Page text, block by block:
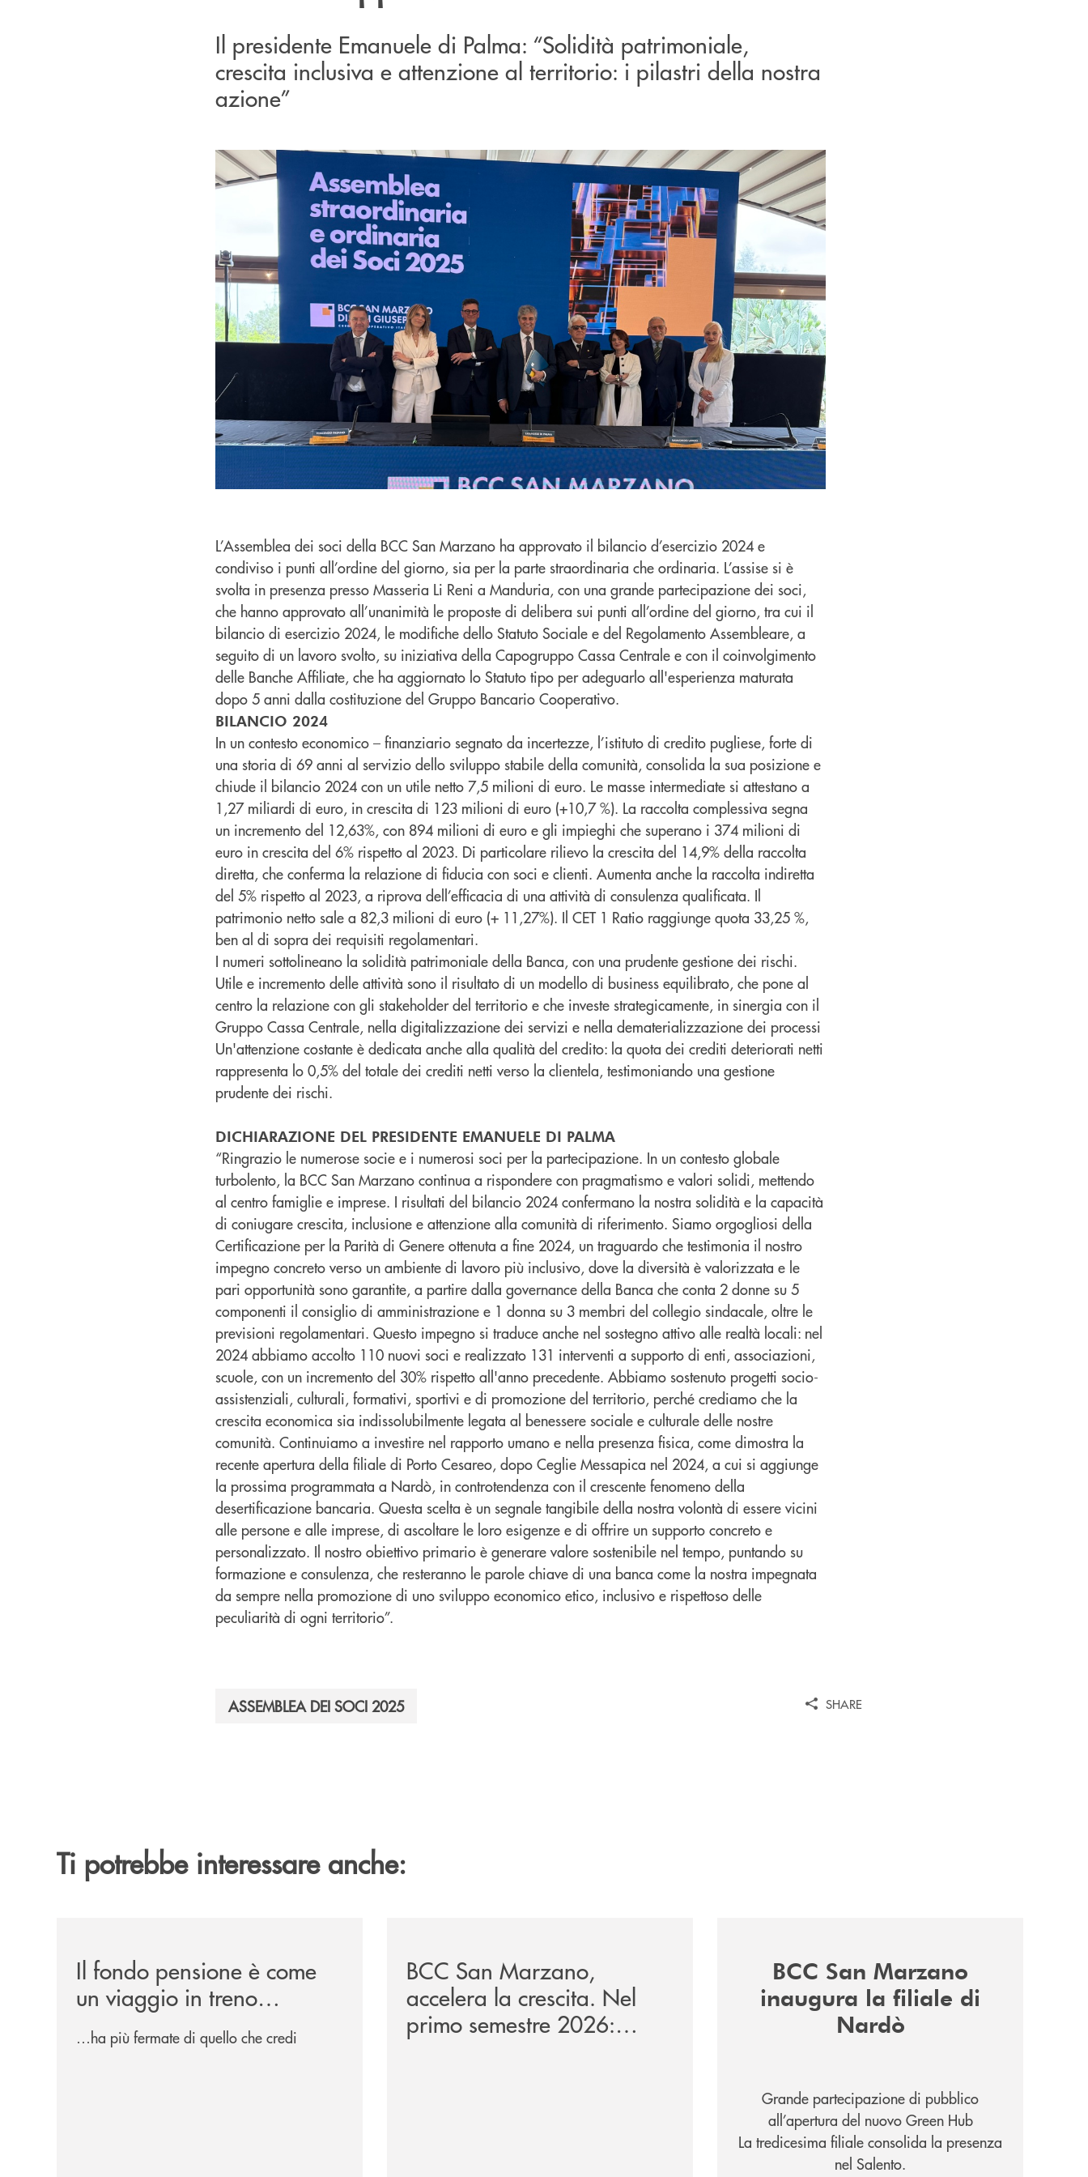
Il presidente Emanuele di Palma: “Solidità patrimoniale,
crescita inclusiva e attenzione al territorio: i pilastri della nostra
azione”
L’Assemblea dei soci della BCC San Marzano ha approvato il bilancio d’esercizio 2024 e
condiviso i punti all’ordine del giorno, sia per la parte straordinaria che ordinaria. L’assise si è
svolta in presenza presso Masseria Li Reni a Manduria, con una grande partecipazione dei soci,
che hanno approvato all’unanimità le proposte di delibera sui punti all’ordine del giorno, tra cui il
bilancio di esercizio 2024, le modifiche dello Statuto Sociale e del Regolamento Assembleare, a
seguito di un lavoro svolto, su iniziativa della Capogruppo Cassa Centrale e con il coinvolgimento
delle Banche Affiliate, che ha aggiornato lo Statuto tipo per adeguarlo all'esperienza maturata
dopo 5 anni dalla costituzione del Gruppo Bancario Cooperativo.
BILANCIO 2024
In un contesto economico – finanziario segnato da incertezze, l’istituto di credito pugliese, forte di
una storia di 69 anni al servizio dello sviluppo stabile della comunità, consolida la sua posizione e
chiude il bilancio 2024 con un utile netto 7,5 milioni di euro. Le masse intermediate si attestano a
1,27 miliardi di euro, in crescita di 123 milioni di euro (+10,7 %). La raccolta complessiva segna
un incremento del 12,63%, con 894 milioni di euro e gli impieghi che superano i 374 milioni di
euro in crescita del 6% rispetto al 2023. Di particolare rilievo la crescita del 14,9% della raccolta
diretta, che conferma la relazione di fiducia con soci e clienti. Aumenta anche la raccolta indiretta
del 5% rispetto al 2023, a riprova dell’efficacia di una attività di consulenza qualificata. Il
patrimonio netto sale a 82,3 milioni di euro (+ 11,27%). Il CET 1 Ratio raggiunge quota 33,25 %,
ben al di sopra dei requisiti regolamentari.
I numeri sottolineano la solidità patrimoniale della Banca, con una prudente gestione dei rischi.
Utile e incremento delle attività sono il risultato di un modello di business equilibrato, che pone al
centro la relazione con gli stakeholder del territorio e che investe strategicamente, in sinergia con il
Gruppo Cassa Centrale, nella digitalizzazione dei servizi e nella dematerializzazione dei processi
Un'attenzione costante è dedicata anche alla qualità del credito: la quota dei crediti deteriorati netti
rappresenta lo 0,5% del totale dei crediti netti verso la clientela, testimoniando una gestione
prudente dei rischi.
DICHIARAZIONE DEL PRESIDENTE EMANUELE DI PALMA
“Ringrazio le numerose socie e i numerosi soci per la partecipazione. In un contesto globale
turbolento, la BCC San Marzano continua a rispondere con pragmatismo e valori solidi, mettendo
al centro famiglie e imprese. I risultati del bilancio 2024 confermano la nostra solidità e la capacità
di coniugare crescita, inclusione e attenzione alla comunità di riferimento. Siamo orgogliosi della
Certificazione per la Parità di Genere ottenuta a fine 2024, un traguardo che testimonia il nostro
impegno concreto verso un ambiente di lavoro più inclusivo, dove la diversità è valorizzata e le
pari opportunità sono garantite, a partire dalla governance della Banca che conta 2 donne su 5
componenti il consiglio di amministrazione e 1 donna su 3 membri del collegio sindacale, oltre le
previsioni regolamentari. Questo impegno si traduce anche nel sostegno attivo alle realtà locali: nel
2024 abbiamo accolto 110 nuovi soci e realizzato 131 interventi a supporto di enti, associazioni,
scuole, con un incremento del 30% rispetto all'anno precedente. Abbiamo sostenuto progetti socio-
assistenziali, culturali, formativi, sportivi e di promozione del territorio, perché crediamo che la
crescita economica sia indissolubilmente legata al benessere sociale e culturale delle nostre
comunità. Continuiamo a investire nel rapporto umano e nella presenza fisica, come dimostra la
recente apertura della filiale di Porto Cesareo, dopo Ceglie Messapica nel 2024, a cui si aggiunge
la prossima programmata a Nardò, in controtendenza con il crescente fenomeno della
desertificazione bancaria. Questa scelta è un segnale tangibile della nostra volontà di essere vicini
alle persone e alle imprese, di ascoltare le loro esigenze e di offrire un supporto concreto e
personalizzato. Il nostro obiettivo primario è generare valore sostenibile nel tempo, puntando su
formazione e consulenza, che resteranno le parole chiave di una banca come la nostra impegnata
da sempre nella promozione di uno sviluppo economico etico, inclusivo e rispettoso delle
peculiarità di ogni territorio”.
ASSEMBLEA DEI SOCI 2025 SHARE
Ti potrebbe interessare anche:
Il fondo pensione è come
un viaggio in treno…
…ha più fermate di quello che credi
BCC San Marzano,
accelera la crescita. Nel
primo semestre 2026:
raccolta oltre 1,08 miliardi,
BCC San Marzano
inaugura la filiale di
Nardò
Grande partecipazione di pubblico
all’apertura del nuovo Green Hub
La tredicesima filiale consolida la presenza
nel Salento.